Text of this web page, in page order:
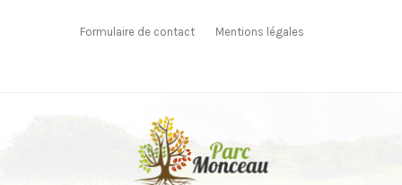
Formulaire de contact Mentions légales